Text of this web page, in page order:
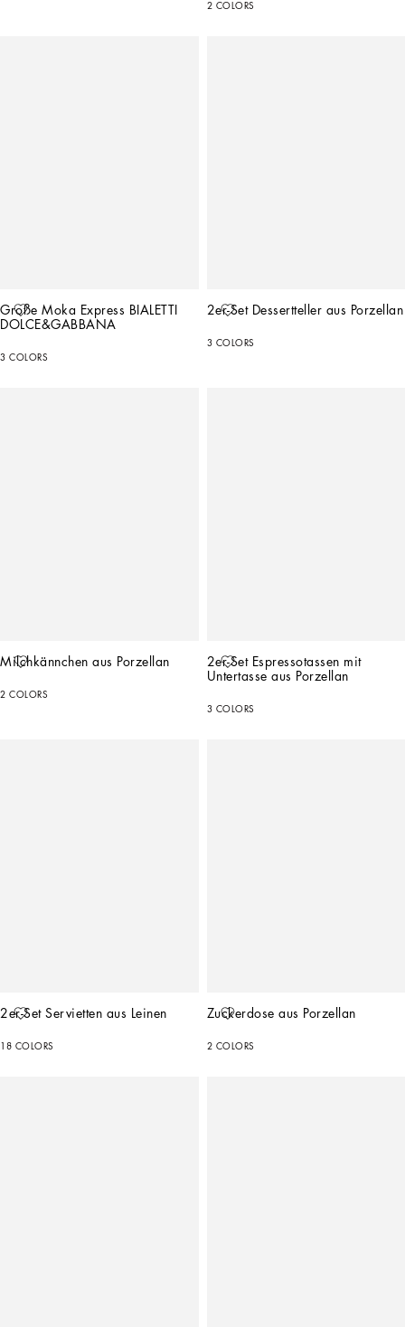
2 COLORS
Große Moka Express BIALETTI
DOLCE&GABBANA
3 COLORS
2er-Set Dessertteller aus Porzellan
3 COLORS
Milchkännchen aus Porzellan
2 COLORS
2er-Set Espressotassen mit
Untertasse aus Porzellan
3 COLORS
2er-Set Servietten aus Leinen
18 COLORS
Zuckerdose aus Porzellan
2 COLORS